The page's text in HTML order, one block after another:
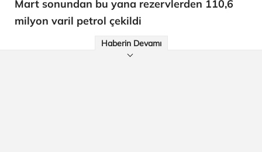
Mart sonundan bu yana rezervlerden 110,6
milyon varil petrol çekildi
Haberin Devamı